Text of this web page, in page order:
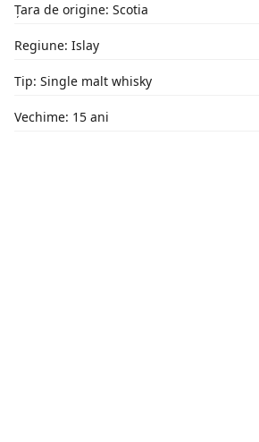
Țara de origine: Scotia
Regiune: Islay
Tip: Single malt whisky
Vechime: 15 ani